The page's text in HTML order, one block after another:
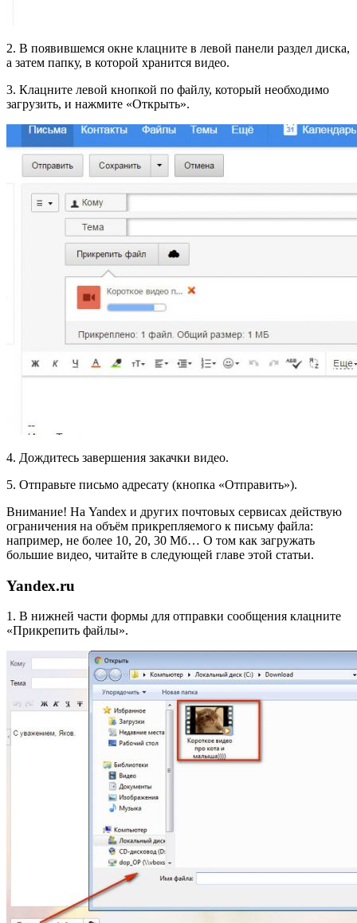
2. В появившемся окне клацните в левой панели раздел диска,
а затем папку, в которой хранится видео.
3. Клацните левой кнопкой по файлу, который необходимо
загрузить, и нажмите «Открыть».
4. Дождитесь завершения закачки видео.
5. Отправьте письмо адресату (кнопка «Отправить»).
Внимание! На Yandex и других почтовых сервисах действую
ограничения на объём прикрепляемого к письму файла:
например, не более 10, 20, 30 Мб… О том как загружать
большие видео, читайте в следующей главе этой статьи.
Yandex.ru
1. В нижней части формы для отправки сообщения клацните
«Прикрепить файлы».